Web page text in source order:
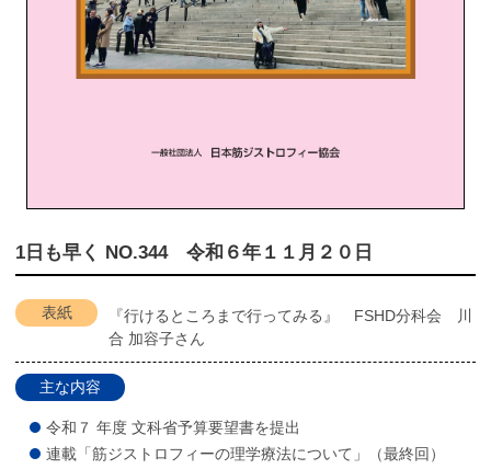
1日も早く NO.344 令和６年１１月２０日
表紙
『行けるところまで行ってみる』 FSHD分科会 川
合 加容子さん
主な内容
令和７ 年度 文科省予算要望書を提出
連載「筋ジストロフィーの理学療法について」（最終回）